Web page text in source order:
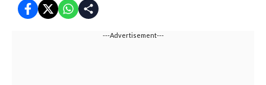
---Advertisement---